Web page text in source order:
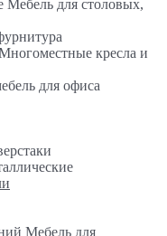
Мебель для столовых,
кресла и
для офиса
Мебель для